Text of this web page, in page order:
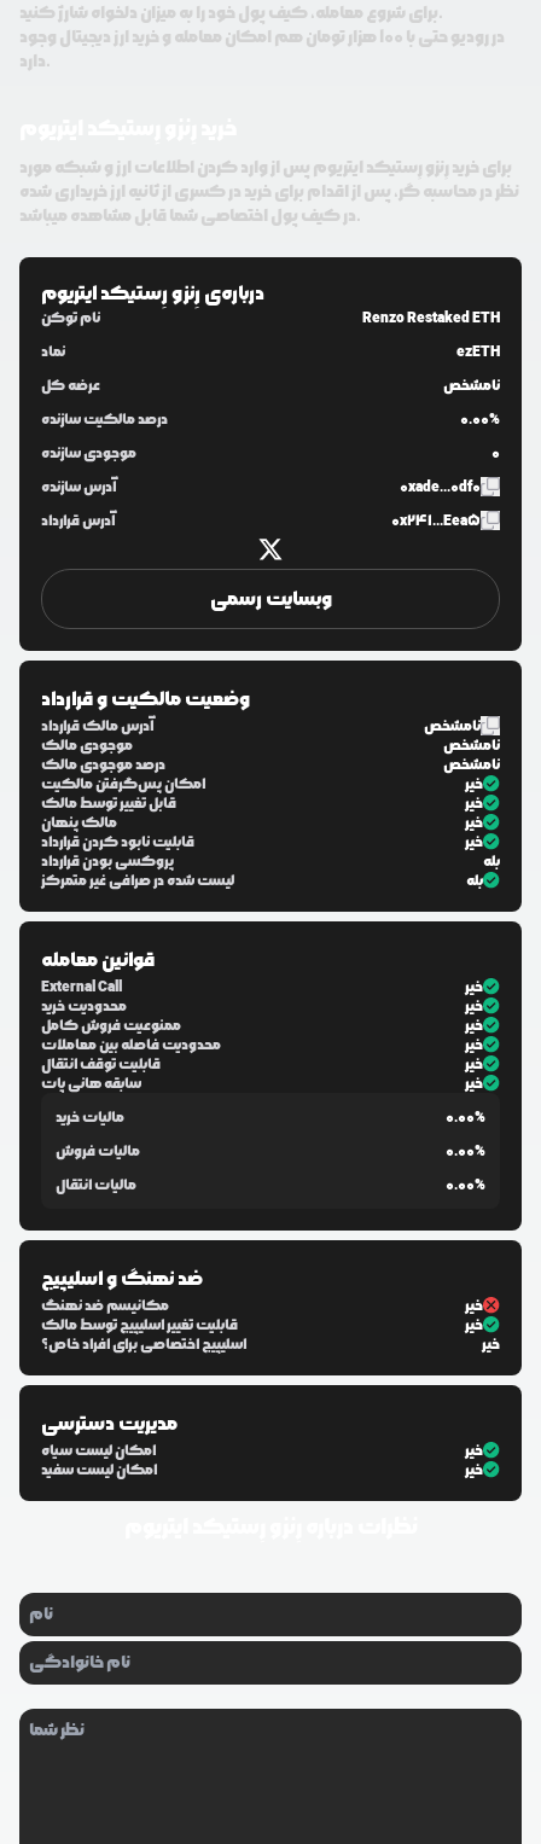
برای شروع معامله، کیف پول خود را به میزان دلخواه شارژ کنید.
در رودیو حتی با 100 هزار تومان هم امکان معامله و خرید ارز دیجیتال وجود
دارد.
برای خرید رِنزو رِستیکد ایتریوم پس از وارد کردن اطلاعات ارز و شبکه مورد
نظر در محاسبه گر، پس از اقدام برای خرید در کسری از ثانیه ارز خریداری شده
در کیف پول اختصاصی شما قابل مشاهده میباشد.
درباره‌ی رِنزو رِستیکد ایتریوم
نام توکن
Renzo Restaked ETH
نماد
ezETH
عرضه کل
نامشخص
درصد مالکیت سازنده
0.00%
موجودی سازنده
0
آدرس سازنده
0xade...0df0
آدرس قرارداد
0x241...Eea5
وبسایت رسمی
وضعیت مالکیت و قرارداد
آدرس مالک قرارداد
نامشخص
موجودی مالک
نامشخص
درصد موجودی مالک
نامشخص
امکان پس‌گرفتن مالکیت
خیر
قابل تغییر توسط مالک
خیر
مالک پنهان
خیر
قابلیت نابود کردن قرارداد
خیر
پروکسی بودن قرارداد
بله
لیست شده در صرافی غیر متمرکز
بله
قوانین معامله
External Call
خیر
محدودیت خرید
خیر
ممنوعیت فروش کامل
خیر
محدودیت فاصله بین معاملات
خیر
قابلیت توقف انتقال
خیر
سابقه هانی پات
خیر
مالیات خرید
0.00%
مالیات فروش
0.00%
مالیات انتقال
0.00%
ضد نهنگ و اسلیپیج
مکانیسم ضد نهنگ
خیر
قابلیت تغییر اسلیپیج توسط مالک
خیر
اسلیپیج اختصاصی برای افراد خاص؟
خیر
مدیریت دسترسی
امکان لیست سیاه
خیر
امکان لیست سفید
خیر